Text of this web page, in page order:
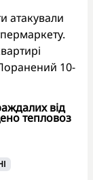
атакували
10-
від
тепловоз